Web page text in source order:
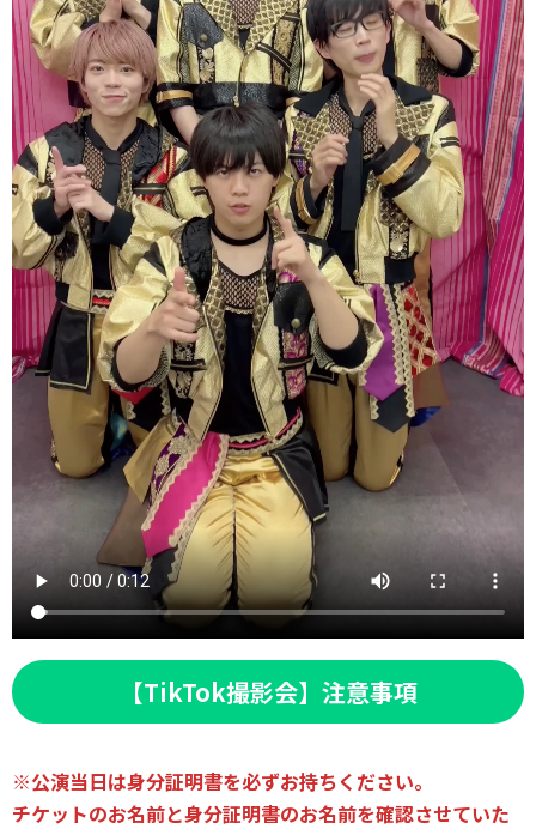
【TikTok撮影会】注意事項
※公演当日は身分証明書を必ずお持ちください。
チケットのお名前と身分証明書のお名前を確認させていた